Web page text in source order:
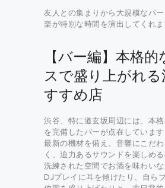
友人との集まりから大規模なパ
楽が特別な時間を演出してくれま
【バー編】本格
スで盛り上がれる
すすめ店
渋谷、特に道玄坂周辺には、本
を完備したバーが点在しています
最新の機材を備え、音響にこだ
く、迫力あるサウンドを楽しめる
洗練された空間でお酒を味わい
DJプレイに耳を傾けたり、自ら